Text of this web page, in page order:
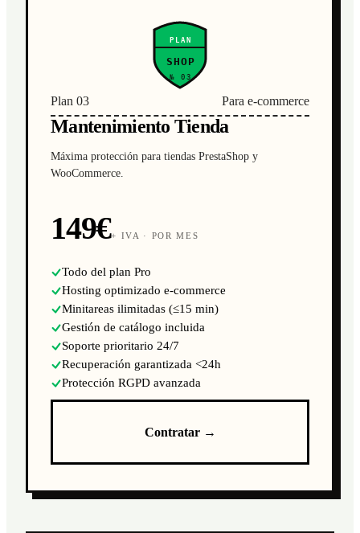
PLAN
SHOP
№ 03
Plan 03 Para e-commerce
Mantenimiento Tienda
Máxima protección para tiendas PrestaShop y
WooCommerce.
149€+ IVA · POR MES
Todo del plan Pro
Hosting optimizado e-commerce
Minitareas ilimitadas (≤15 min)
Gestión de catálogo incluida
Soporte prioritario 24/7
Recuperación garantizada <24h
Protección RGPD avanzada
Contratar →